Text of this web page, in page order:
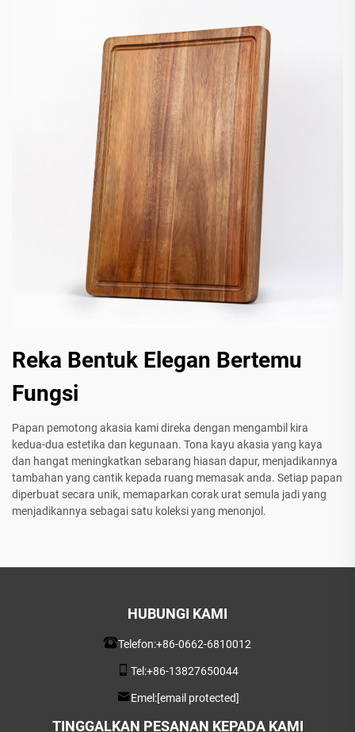
Reka Bentuk Elegan Bertemu
Fungsi
Papan pemotong akasia kami direka dengan mengambil kira
kedua-dua estetika dan kegunaan. Tona kayu akasia yang kaya
dan hangat meningkatkan sebarang hiasan dapur, menjadikannya
tambahan yang cantik kepada ruang memasak anda. Setiap papan
diperbuat secara unik, memaparkan corak urat semula jadi yang
menjadikannya sebagai satu koleksi yang menonjol.
HUBUNGI KAMI
Telefon:+86-0662-6810012
Tel:+86-13827650044
Emel:[email protected]
TINGGALKAN PESANAN KEPADA KAMI